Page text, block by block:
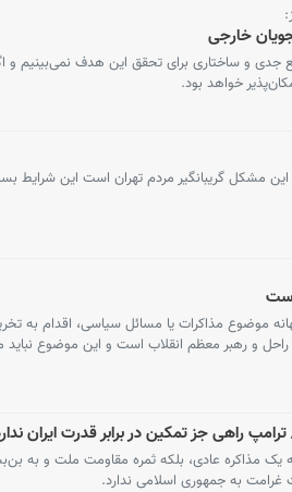
جدی و ساختاری برای تحقق این هدف نمی‌بینیم و
خواهد بود.
همچنان این مشکل گریبانگیر مردم تهران است این شرایط
موضوع مذاکرات یا مسائل سیاسی، اقدام به
راحل و رهبر معظم انقلاب است و این موضوع
راهی جز تمکین در برابر قدرت ایران
یک مذاکره عادی، بلکه ثمره مقاومت ملت و به
به جمهوری اسلامی ندارد.